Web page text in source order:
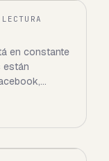
en constante
están